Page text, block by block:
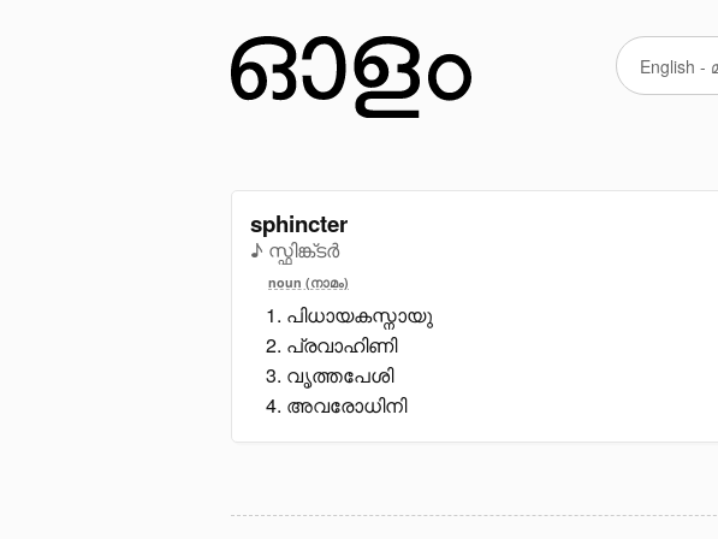
sphincter
♪ സ്ഫിങ്ക്ടർ
noun (നാമം)
പിധായകസ്നായു
പ്രവാഹിണി
വൃത്തപേശി
അവരോധിനി